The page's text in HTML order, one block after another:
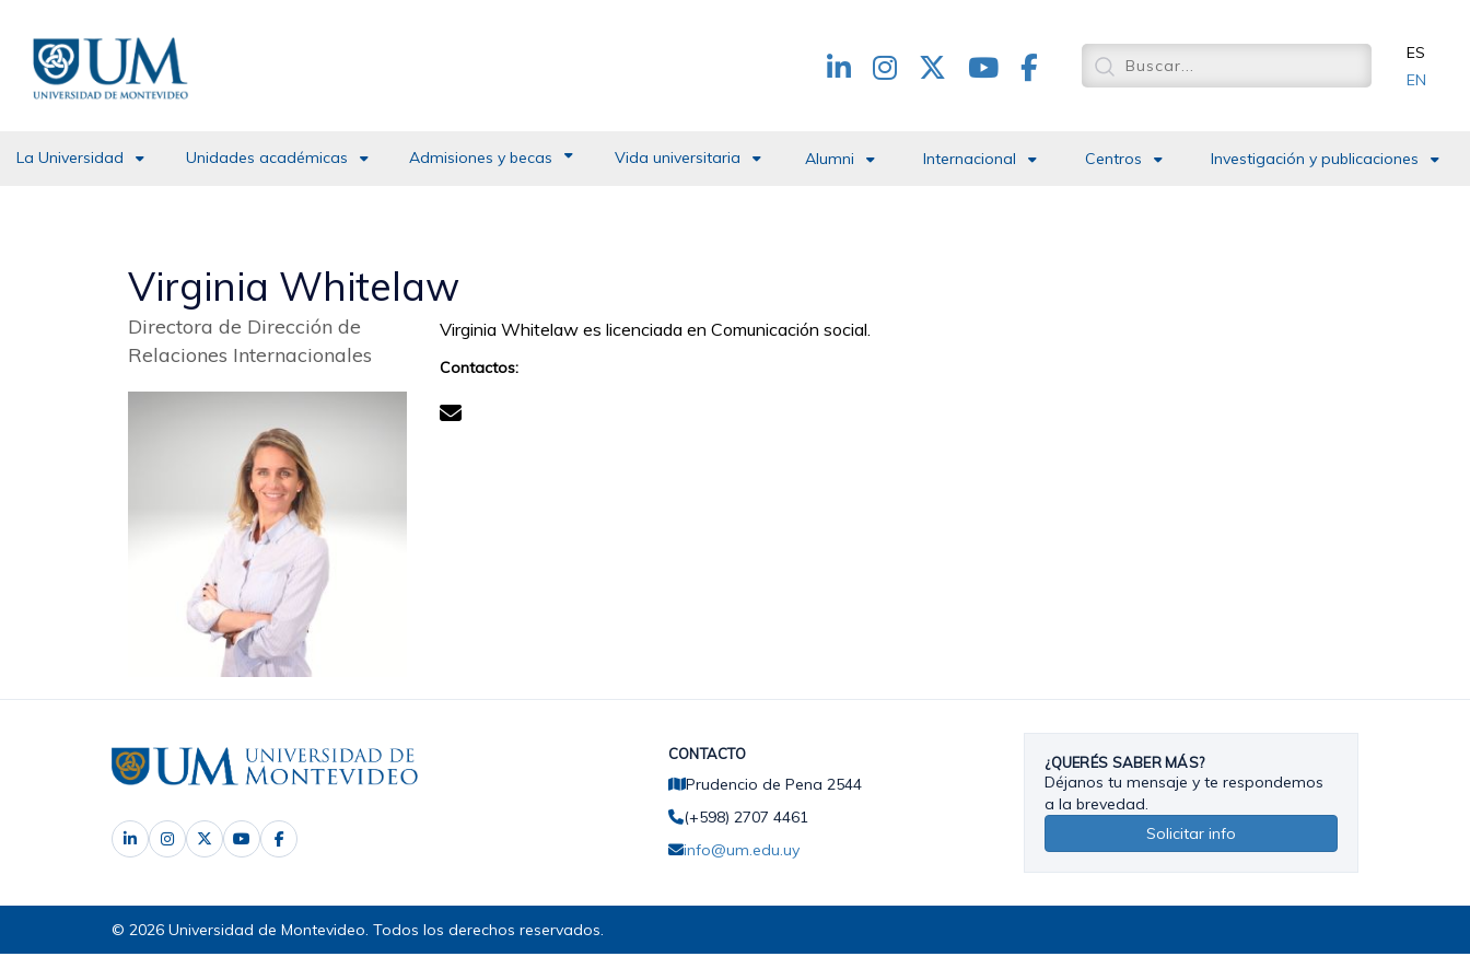
contenido
principal
Redes
ES
EN
La Universidad Unidades académicas Admisiones y becas Vida universitaria Alumni Internacional Centros Investigación y publicaciones
Virginia Whitelaw
Directora de Dirección de
Relaciones Internacionales
Virginia Whitelaw es licenciada en Comunicación social.
Contactos:
CONTACTO
Prudencio de Pena 2544
(+598) 2707 4461
info@um.edu.uy
¿QUERÉS SABER MÁS?
Déjanos tu mensaje y te respondemos
a la brevedad.
Solicitar info
© 2026 Universidad de Montevideo. Todos los derechos reservados.